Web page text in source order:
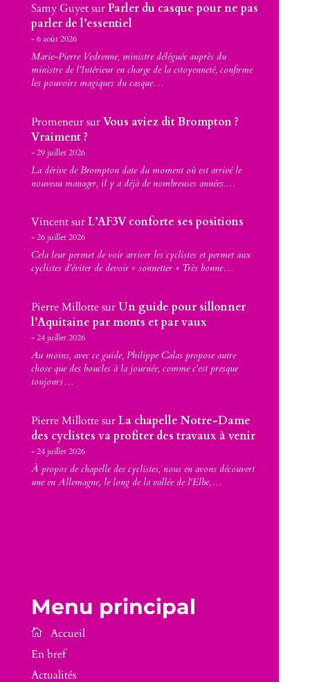
Samy GuyetsurParler du casque pour ne pas
parler de l’essentiel
6 août 2026
Marie-Pierre Vedrenne, ministre déléguée auprès du
ministre de l’Intérieur en charge de la citoyenneté, confirme
les pouvoirs magiques du casque…
PromeneursurVous aviez dit Brompton ?
Vraiment ?
29 juillet 2026
La dérive de Brompton date du moment où est arrivé le
nouveau manager, il y a déjà de nombreuses années.…
VincentsurL’AF3V conforte ses positions
26 juillet 2026
Cela leur permet de voir arriver les cyclistes et permet aux
cyclistes d’éviter de devoir « sonnetter » Très bonne…
Pierre MillottesurUn guide pour sillonner
l’Aquitaine par monts et par vaux
24 juillet 2026
Au moins, avec ce guide, Philippe Calas propose autre
chose que des boucles à la journée, comme c'est presque
toujours…
Pierre MillottesurLa chapelle Notre-Dame
des cyclistes va profiter des travaux à venir
24 juillet 2026
À propos de chapelle des cyclistes, nous en avons découvert
une en Allemagne, le long de la vallée de l'Elbe,…
Menu principal
En bref
Actualités